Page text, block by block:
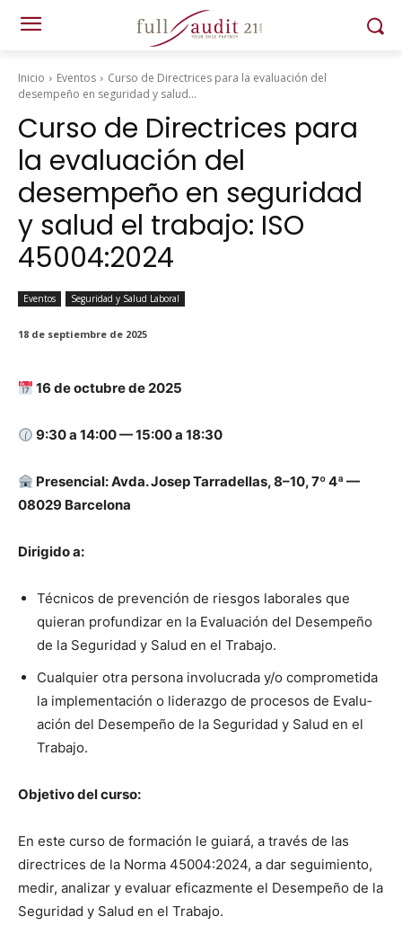
Inicio Eventos
Curso de Directrices para la evaluación del
desempeño en seguridad y salud...
Curso de Directrices para
la evaluación del
desempeño en seguridad
y salud el trabajo: ISO
45004:2024
Eventos Seguridad y Salud Laboral
18 de septiembre de 2025
16 de octubre de 2025
9:30 a 14:00 — 15:00 a 18:30
Pres­en­cial: Avda. Josep Tar­radel­las, 8–10, 7º 4ª —
08029 Barcelona
Dirigi­do a:
Téc­ni­cos de pre­ven­ción de ries­gos lab­o­rales que
quier­an pro­fun­dizar en la Eval­u­ación del Desem­peño
de la Seguri­dad y Salud en el Tra­ba­jo.
Cualquier otra per­sona involu­cra­da y/o com­pro­meti­da
la imple­mentación o lid­er­az­go de pro­ce­sos de Eval­u­
ación del Desem­peño de la Seguri­dad y Salud en el
Tra­ba­jo.
Obje­ti­vo del cur­so:
En este cur­so de for­ma­ción le guiará, a través de las
direc­tri­ces de la Nor­ma 45004:2024, a dar seguimien­to,
medir, analizar y eval­u­ar efi­caz­mente el Desem­peño de la
Seguri­dad y Salud en el Tra­ba­jo.